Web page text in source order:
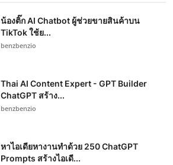
น้องติ๊ก AI Chatbot ผู้ช่วยขายสินค้าบน
TikTok ใช้ย...
benzbenzio
Thai AI Content Expert - GPT Builder
ChatGPT สร้าง...
benzbenzio
หาไอเดียหางานทำด้วย 250 ChatGPT
Prompts สร้างไอเดี...